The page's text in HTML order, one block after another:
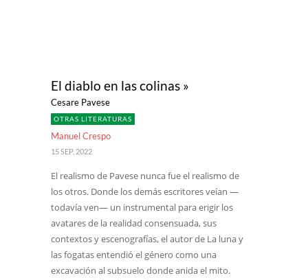
El diablo en las colinas »
Cesare Pavese
OTRAS LITERATURAS
Manuel Crespo
15 SEP, 2022
El realismo de Pavese nunca fue el realismo de
los otros. Donde los demás escritores veían —
todavía ven— un instrumental para erigir los
avatares de la realidad consensuada, sus
contextos y escenografías, el autor de La luna y
las fogatas entendió el género como una
excavación al subsuelo donde anida el mito.